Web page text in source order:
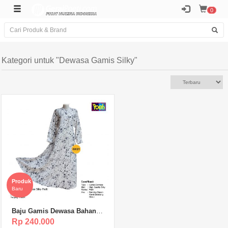
0
Kategori untuk "Dewasa Gamis Silky"
Baju Gamis Dewasa Bahan
Silky Poeti – GK21
Produk
Baru
Rp 240.000